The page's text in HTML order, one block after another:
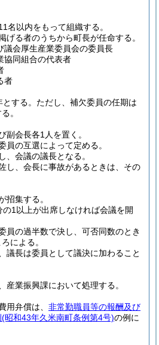
名以内をもって組織する。
げる者のうちから町長が任命する。
議会厚生産業委員会の委員長
協同組合の代表者
者
する。 ただし、補欠委員の任期は
。
副会長各1人を置く。
員の互選によって定める。
、会議の議長となる。
し、会長に事故があるときは、その
招集する。
1以上が出席しなければ会議を開
員の過半数で決し、可否同数のとき
による。
議長は委員として議決に加わること
産業振興課において処理する。
用弁償は、 非常勤職員等の報酬及び
(昭和43年久米南町条例第4号)の例に